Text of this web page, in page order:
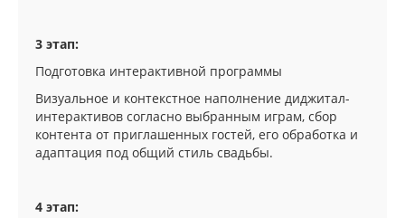
3 этап:
Подготовка интерактивной программы
Визуальное и контекстное наполнение диджитал-
интерактивов согласно выбранным играм, сбор
контента от приглашенных гостей, его обработка и
адаптация под общий стиль свадьбы.
4 этап: